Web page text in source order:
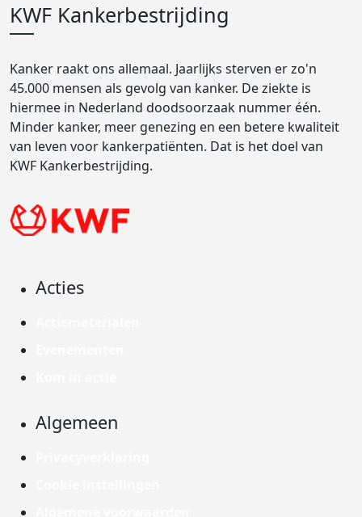
KWF Kankerbestrijding
Kanker raakt ons allemaal. Jaarlijks sterven er zo'n
45.000 mensen als gevolg van kanker. De ziekte is
hiermee in Nederland doodsoorzaak nummer één.
Minder kanker, meer genezing en een betere kwaliteit
van leven voor kankerpatiënten. Dat is het doel van
KWF Kankerbestrijding.
Acties
Algemeen